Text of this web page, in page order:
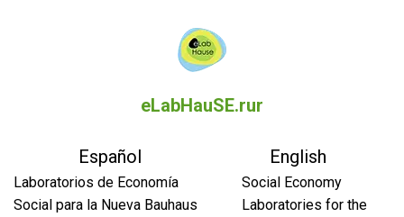
eLabHauSE.rur
Español English
Laboratorios de Economía
Social para la Nueva Bauhaus
Social Economy
Laboratories for the